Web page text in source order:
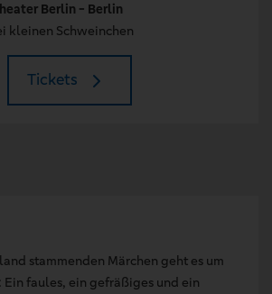
Berlin - Berlin
kleinen Schweinchen
Tickets
stammenden Märchen geht es um
Ein faules, ein gefräßiges und ein